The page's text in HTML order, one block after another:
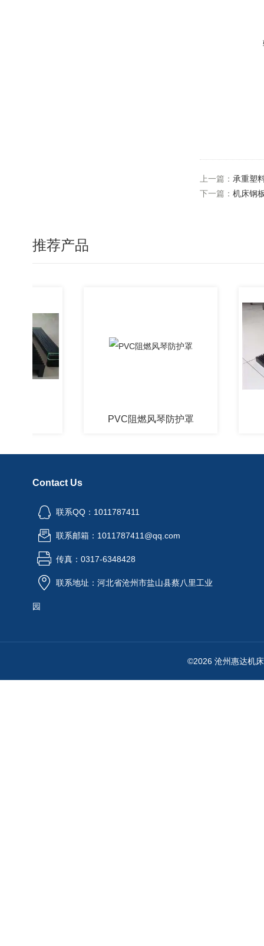
上一篇： 承重塑
下一篇： 机床钢
推荐产品
PVC阻燃风琴防护罩
Contact Us
联系QQ：1011787411
联系邮箱：1011787411@qq.com
传真：0317-6348428
联系地址：河北省沧州市盐山县蔡八里工业
园
©2026 沧州惠达机